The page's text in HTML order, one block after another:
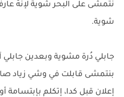
نتمشى على البحر شوية لإنهُ
شوية.
جابلي دُرة مشوية وبعدين جابلي
بنتمشى قابلت في وشي زياد
إعلان قبل كدا، إتكلم بإبتسامة